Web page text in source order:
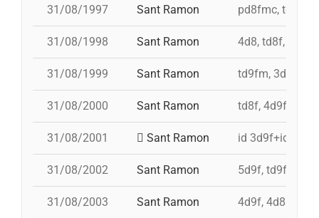
31/08/1997 Sant Ramon pd8fmc, td8f,
31/08/1998 Sant Ramon 4d8, td8f,
31/08/1999 Sant Ramon td9fm, 3d9f,
31/08/2000 Sant Ramon td8f, 4d9f, 3d8,
31/08/2001 Sant Ramon id 3d9f+id
31/08/2002 Sant Ramon 5d9f, td9fm,
31/08/2003 Sant Ramon 4d9f, 4d8a,